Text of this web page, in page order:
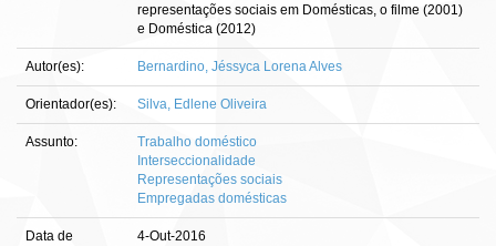
representações sociais em Domésticas, o filme (2001)
e Doméstica (2012)
Autor(es): Bernardino, Jéssyca Lorena Alves
Orientador(es): Silva, Edlene Oliveira
Assunto:
Trabalho doméstico
Interseccionalidade
Representações sociais
Empregadas domésticas
Data de
4-Out-2016